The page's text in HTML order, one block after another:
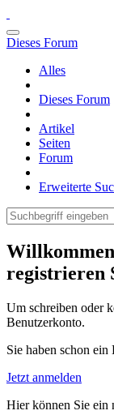
Dieses Forum
Alles
Dieses Forum
Artikel
Seiten
Forum
Erweiterte
registrieren
Um schreiben oder
Benutzerkonto.
Sie haben schon
Jetzt anmelden
Hier können Sie ein